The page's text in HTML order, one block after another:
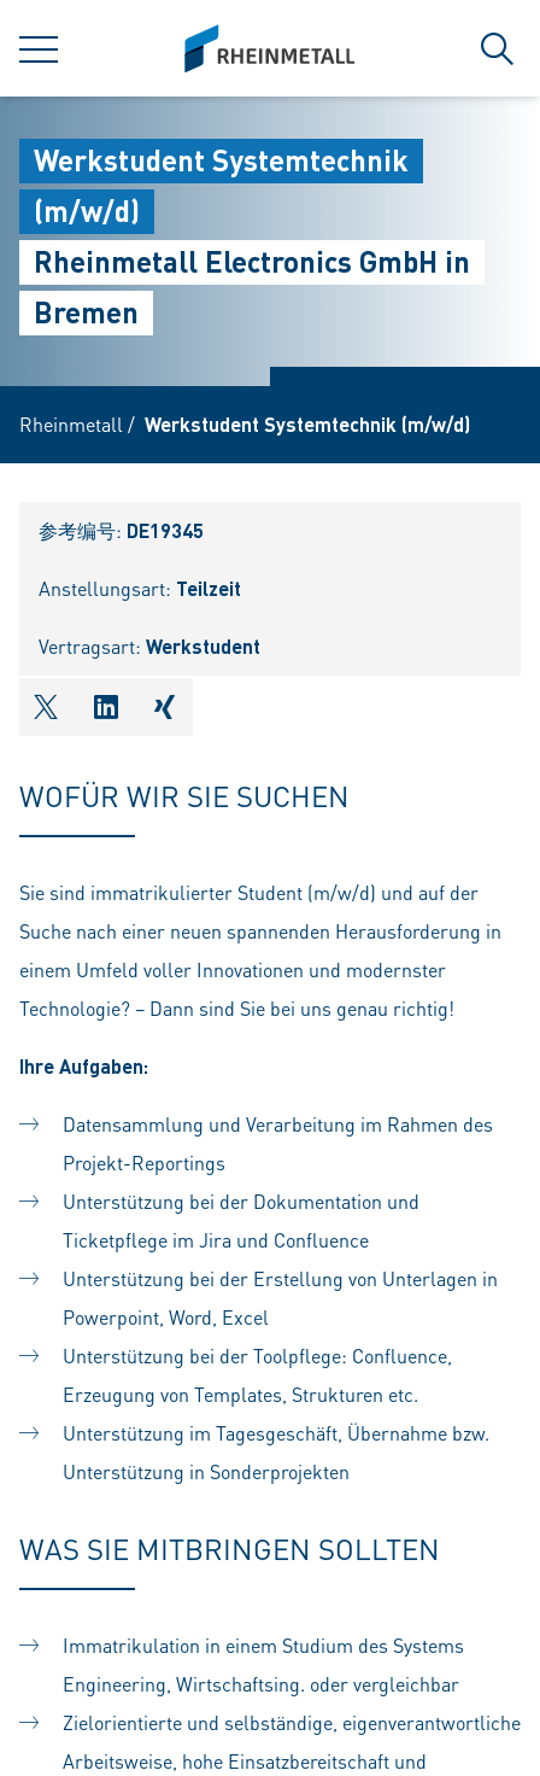
菜单
siteLogo
搜索
Werkstudent Systemtechnik
(m/w/d)
Rheinmetall Electronics GmbH in
Bremen
Rheinmetall / Werkstudent Systemtechnik (m/w/d)
参考编号: DE19345
Anstellungsart: Teilzeit
Vertragsart: Werkstudent
shareOntwitter
shareOnlinkedIn
shareOnxing
WOFÜR WIR SIE SUCHEN
Sie sind immatrikulierter Student (m/w/d) und auf der
Suche nach einer neuen spannenden Herausforderung in
einem Umfeld voller Innovationen und modernster
Technologie? – Dann sind Sie bei uns genau richtig!
Ihre Aufgaben:
Datensammlung und Verarbeitung im Rahmen des
Projekt-Reportings
Unterstützung bei der Dokumentation und
Ticketpflege im Jira und Confluence
Unterstützung bei der Erstellung von Unterlagen in
Powerpoint, Word, Excel
Unterstützung bei der Toolpflege: Confluence,
Erzeugung von Templates, Strukturen etc.
Unterstützung im Tagesgeschäft, Übernahme bzw.
Unterstützung in Sonderprojekten
WAS SIE MITBRINGEN SOLLTEN
Immatrikulation in einem Studium des Systems
Engineering, Wirtschaftsing. oder vergleichbar
Zielorientierte und selbständige, eigenverantwortliche
Arbeitsweise, hohe Einsatzbereitschaft und